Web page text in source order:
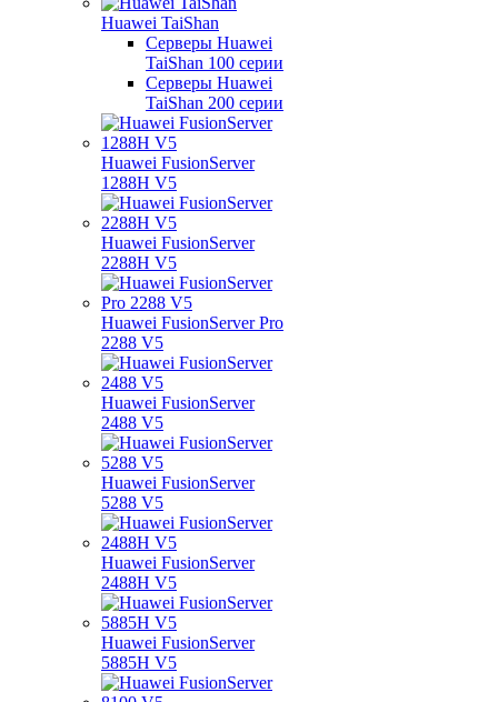
Huawei TaiShan
Серверы Huawei
TaiShan 100 серии
Серверы Huawei
TaiShan 200 серии
Huawei FusionServer
1288H V5
Huawei FusionServer
2288H V5
Huawei FusionServer Pro
2288 V5
Huawei FusionServer
2488 V5
Huawei FusionServer
5288 V5
Huawei FusionServer
2488H V5
Huawei FusionServer
5885H V5